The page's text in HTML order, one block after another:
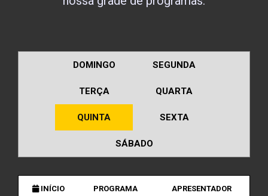
DOMINGO SEGUNDA
TERÇA QUARTA
QUINTA SEXTA
SÁBADO
INÍCIO PROGRAMA APRESENTADOR